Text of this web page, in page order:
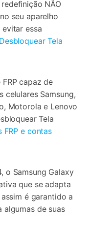
faclimente
NÃO
seu aparelho
evitar essa
Tela
capaz de
celulares Samsung,
Motorola e Lenovo
Tela
e contas
o Samsung Galaxy
que se adapta
é garantido a
algumas de suas